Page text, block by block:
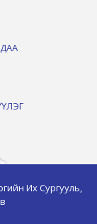
Их Сургууль,